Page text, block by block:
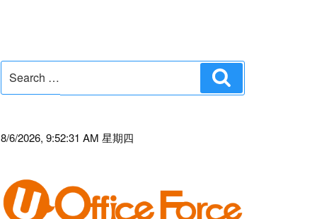
for:
8/6/2026, 9:52:31 AM 星期四